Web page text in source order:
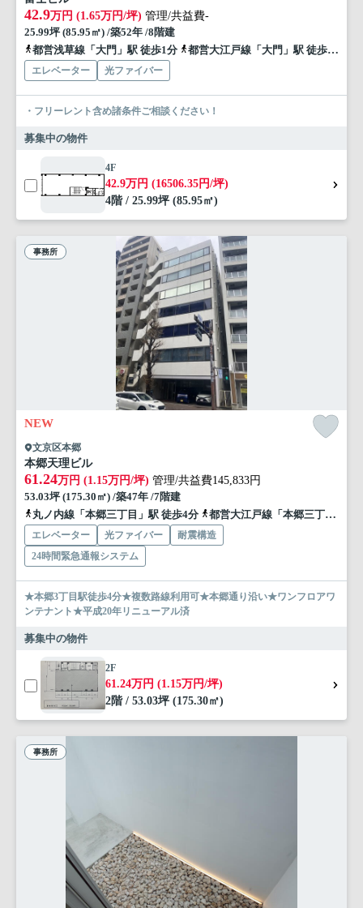
42.9万円 (1.65万円/坪) 管理/共益費-
25.99坪 (85.95㎡) /築52年 /8階建
都営浅草線「大門」駅 徒歩1分
都営大江戸線「大門」駅 徒歩1分
エレベーター 光ファイバー
・フリーレント含め諸条件ご相談ください！
募集中の物件
4F
42.9万円 (16506.35円/坪)
4階 / 25.99坪 (85.95㎡)
事務所
NEW
文京区本郷
本郷天理ビル
61.24万円 (1.15万円/坪) 管理/共益費145,833円
53.03坪 (175.30㎡) /築47年 /7階建
丸ノ内線「本郷三丁目」駅 徒歩4分
都営大江戸線「本郷三丁目」駅 徒歩4分
エレベーター 光ファイバー
耐震構造
24時間緊急通報システム
★本郷3丁目駅徒歩4分★複数路線利用可★本郷通り沿い★ワンフロアワ
ンテナント★平成20年リニューアル済
募集中の物件
2F
61.24万円 (1.15万円/坪)
2階 / 53.03坪 (175.30㎡)
事務所